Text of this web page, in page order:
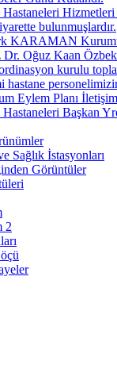
Hizmetleri
bulunmuşlardır.
KARAMAN
Oğuz Kaan Özbek
kurulu
hastane
Eylem Planı İletişim
Başkan
Sağlık İstasyonları
Görüntüler
2